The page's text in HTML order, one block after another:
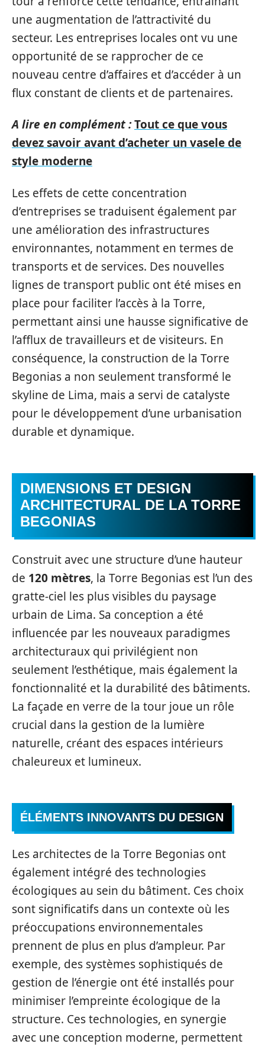
une augmentation de l’attractivité du
secteur. Les entreprises locales ont vu une
opportunité de se rapprocher de ce
nouveau centre d’affaires et d’accéder à un
flux constant de clients et de partenaires.
A lire en complément :Tout ce que vous
devez savoir avant d’acheter un vasele de
style moderne
Les effets de cette concentration
d’entreprises se traduisent également par
une amélioration des infrastructures
environnantes, notamment en termes de
transports et de services. Des nouvelles
lignes de transport public ont été mises en
place pour faciliter l’accès à la Torre,
permettant ainsi une hausse significative de
l’afflux de travailleurs et de visiteurs. En
conséquence, la construction de la Torre
Begonias a non seulement transformé le
skyline de Lima, mais a servi de catalyste
pour le développement d’une urbanisation
durable et dynamique.
DIMENSIONS ET DESIGN
ARCHITECTURAL DE LA TORRE
BEGONIAS
Construit avec une structure d’une hauteur
de 120 mètres, la Torre Begonias est l’un des
gratte-ciel les plus visibles du paysage
urbain de Lima. Sa conception a été
influencée par les nouveaux paradigmes
architecturaux qui privilégient non
seulement l’esthétique, mais également la
fonctionnalité et la durabilité des bâtiments.
La façade en verre de la tour joue un rôle
crucial dans la gestion de la lumière
naturelle, créant des espaces intérieurs
chaleureux et lumineux.
ÉLÉMENTS INNOVANTS DU DESIGN
Les architectes de la Torre Begonias ont
également intégré des technologies
écologiques au sein du bâtiment. Ces choix
sont significatifs dans un contexte où les
préoccupations environnementales
prennent de plus en plus d’ampleur. Par
exemple, des systèmes sophistiqués de
gestion de l’énergie ont été installés pour
minimiser l’empreinte écologique de la
structure. Ces technologies, en synergie
avec une conception moderne, permettent